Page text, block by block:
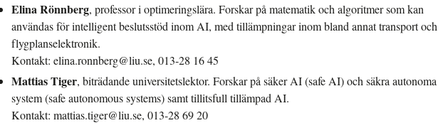
Elina Rönnberg, professor i optimeringslära. Forskar på matematik och algoritmer som kan
användas för intelligent beslutsstöd inom AI, med tillämpningar inom bland annat transport och
flygplanselektronik.
Kontakt: elina.ronnberg@liu.se, 013-28 16 45
Mattias Tiger, biträdande universitetslektor. Forskar på säker AI (safe AI) och säkra autonoma
system (safe autonomous systems) samt tillitsfull tillämpad AI.
Kontakt: mattias.tiger@liu.se, 013-28 69 20